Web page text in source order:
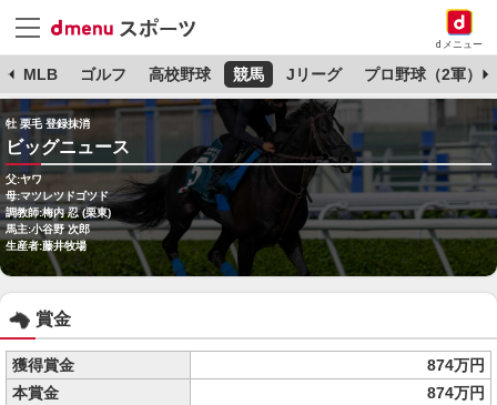
dメニュー
MLB ゴルフ 高校野球 競馬 Jリーグ プロ野球（2軍）
牡 栗毛 登録抹消
ビッグニュース
父:ヤワ
母:マツレツドゴツド
調教師:梅内 忍 (栗東)
馬主:小谷野 次郎
生産者:藤井牧場
賞金
獲得賞金
874万円
本賞金
874万円